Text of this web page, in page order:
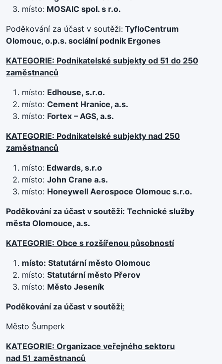
místo: MOSAIC spol. s r.o.
Poděkování za účast v soutěži: TyfloCentrum
Olomouc, o.p.s. sociální podnik Ergones
KATEGORIE: Podnikatelské subjekty od 51 do 250
zaměstnanců
místo: Edhouse, s.r.o.
místo: Cement Hranice, a.s.
místo: Fortex – AGS, a.s.
KATEGORIE: Podnikatelské subjekty nad 250
zaměstnanců
místo: Edwards, s.r.o
místo: John Crane a.s.
místo: Honeywell Aerospoce Olomouc s.r.o.
Poděkování za účast v soutěži: Technické služby
města Olomouce, a.s.
KATEGORIE: Obce s rozšířenou působností
místo: Statutární město Olomouc
místo: Statutární město Přerov
místo: Město Jeseník
Poděkování za účast v soutěži:
Město Šumperk
KATEGORIE: Organizace veřejného sektoru
nad 51 zaměstnanců